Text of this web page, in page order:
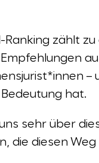
Ranking zählt
–
hat.
sehr über
die diesen